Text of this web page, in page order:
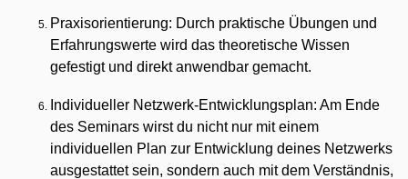
Praxisorientierung: Durch praktische Übungen und
Erfahrungswerte wird das theoretische Wissen
gefestigt und direkt anwendbar gemacht.
Individueller Netzwerk-Entwicklungsplan: Am Ende
des Seminars wirst du nicht nur mit einem
individuellen Plan zur Entwicklung deines Netzwerks
ausgestattet sein, sondern auch mit dem Verständnis,